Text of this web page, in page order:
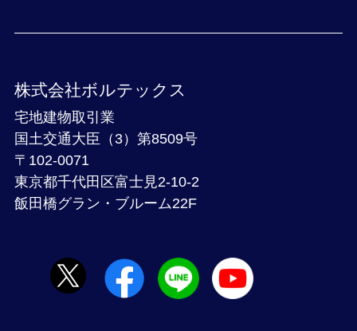
株式会社ボルテックス
宅地建物取引業
国土交通大臣（3）第8509号
〒102-0071
東京都千代田区富士見2-10-2
飯田橋グラン・ブルーム22F